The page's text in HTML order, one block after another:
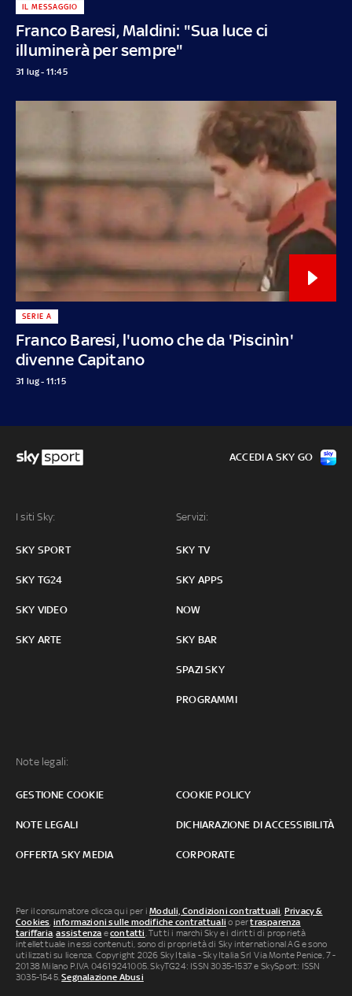
Franco Baresi, Maldini: "Sua luce ci
illuminerà per sempre"
IL MESSAGGIO
31 lug - 11:45
Franco Baresi, l'uomo che da 'Piscinìn'
divenne Capitano
SERIE A
31 lug - 11:15
I siti Sky:
SKY SPORT
SKY TG24
SKY VIDEO
SKY ARTE
Servizi:
SKY TV
SKY APPS
NOW
SKY BAR
SPAZI SKY
PROGRAMMI
Note legali:
GESTIONE COOKIE COOKIE POLICY
NOTE LEGALI DICHIARAZIONE DI ACCESSIBILITÀ
OFFERTA SKY MEDIA CORPORATE
ACCEDI A SKY GO
Per il consumatore clicca qui per iModuli, Condizioni contrattuali Privacy &
Cookies informazioni sulle modifiche contrattuali o pertrasparenza
tariffaria ,assistenza econtatti . Tutti i marchi Sky e i diritti di proprietà
intellettuale in essi contenuti, sono di proprietà di Sky international AG e sono
utilizzati su licenza. Copyright 2026 Sky Italia - Sky Italia Srl Via Monte Penice, 7 -
20138 Milano P.IVA 04619241005. SkyTG24: ISSN 3035-1537 e SkySport: ISSN
3035-1545.Segnalazione Abusi